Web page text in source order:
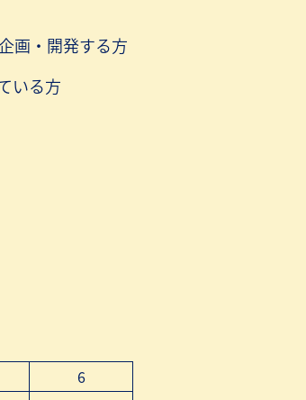
画・開発する方
いる方
6